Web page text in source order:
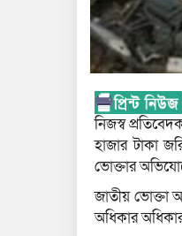
নিজস্ব
হাজার টাকা
ভোক্তার
জাতীয় ভোক্তা
অধিকার